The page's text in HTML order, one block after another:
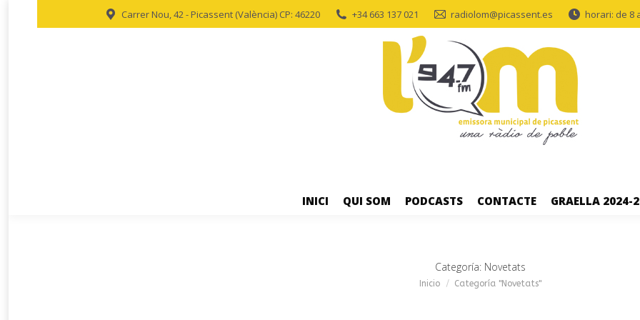
Carrer Nou, 42 - Picassent (València) CP: 46220 +34 663 137 021 radiolom@picassent.es horari: de 8
INICI QUI SOM PODCASTS CONTACTE GRAELLA 2024-
Categoría: Novetats
Estás aquí:
Inicio Categoría "Novetats"